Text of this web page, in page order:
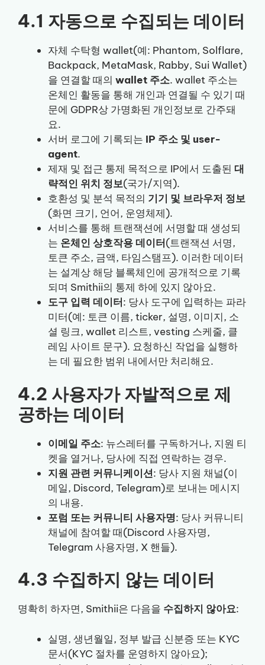
4.1 자동으로 수집되는 데이터
자체 수탁형 wallet(예: Phantom, Solflare,
Backpack, MetaMask, Rabby, Sui Wallet)
을 연결할 때의 wallet 주소. wallet 주소는
온체인 활동을 통해 개인과 연결될 수 있기 때
문에 GDPR상 가명화된 개인정보로 간주돼
요.
서버 로그에 기록되는 IP 주소 및 user-
agent.
제재 및 접근 통제 목적으로 IP에서 도출된 대
략적인 위치 정보(국가/지역).
호환성 및 분석 목적의 기기 및 브라우저 정보
(화면 크기, 언어, 운영체제).
서비스를 통해 트랜잭션에 서명할 때 생성되
는 온체인 상호작용 데이터(트랜잭션 서명,
토큰 주소, 금액, 타임스탬프). 이러한 데이터
는 설계상 해당 블록체인에 공개적으로 기록
되며 Smithii의 통제 하에 있지 않아요.
도구 입력 데이터: 당사 도구에 입력하는 파라
미터(예: 토큰 이름, ticker, 설명, 이미지, 소
셜 링크, wallet 리스트, vesting 스케줄, 클
레임 사이트 문구). 요청하신 작업을 실행하
는 데 필요한 범위 내에서만 처리해요.
4.2 사용자가 자발적으로 제
공하는 데이터
이메일 주소: 뉴스레터를 구독하거나, 지원 티
켓을 열거나, 당사에 직접 연락하는 경우.
지원 관련 커뮤니케이션: 당사 지원 채널(이
메일, Discord, Telegram)로 보내는 메시지
의 내용.
포럼 또는 커뮤니티 사용자명: 당사 커뮤니티
채널에 참여할 때(Discord 사용자명,
Telegram 사용자명, X 핸들).
4.3 수집하지 않는 데이터
명확히 하자면, Smithii은 다음을 수집하지 않아요:
실명, 생년월일, 정부 발급 신분증 또는 KYC
문서(KYC 절차를 운영하지 않아요);